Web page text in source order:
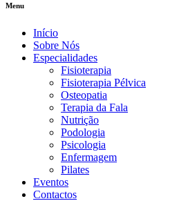
Menu
Início
Sobre Nós
Especialidades
Fisioterapia
Fisioterapia Pélvica
Osteopatia
Terapia da Fala
Nutrição
Podologia
Psicologia
Enfermagem
Pilates
Eventos
Contactos